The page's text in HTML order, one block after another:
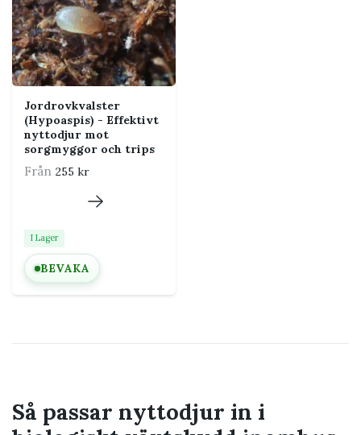
Jordrovkvalster
(Hypoaspis) - Effektivt
nyttodjur mot
sorgmyggor och trips
Från 255 kr
I Lager
BEVAKA
Så passar nyttodjur in i